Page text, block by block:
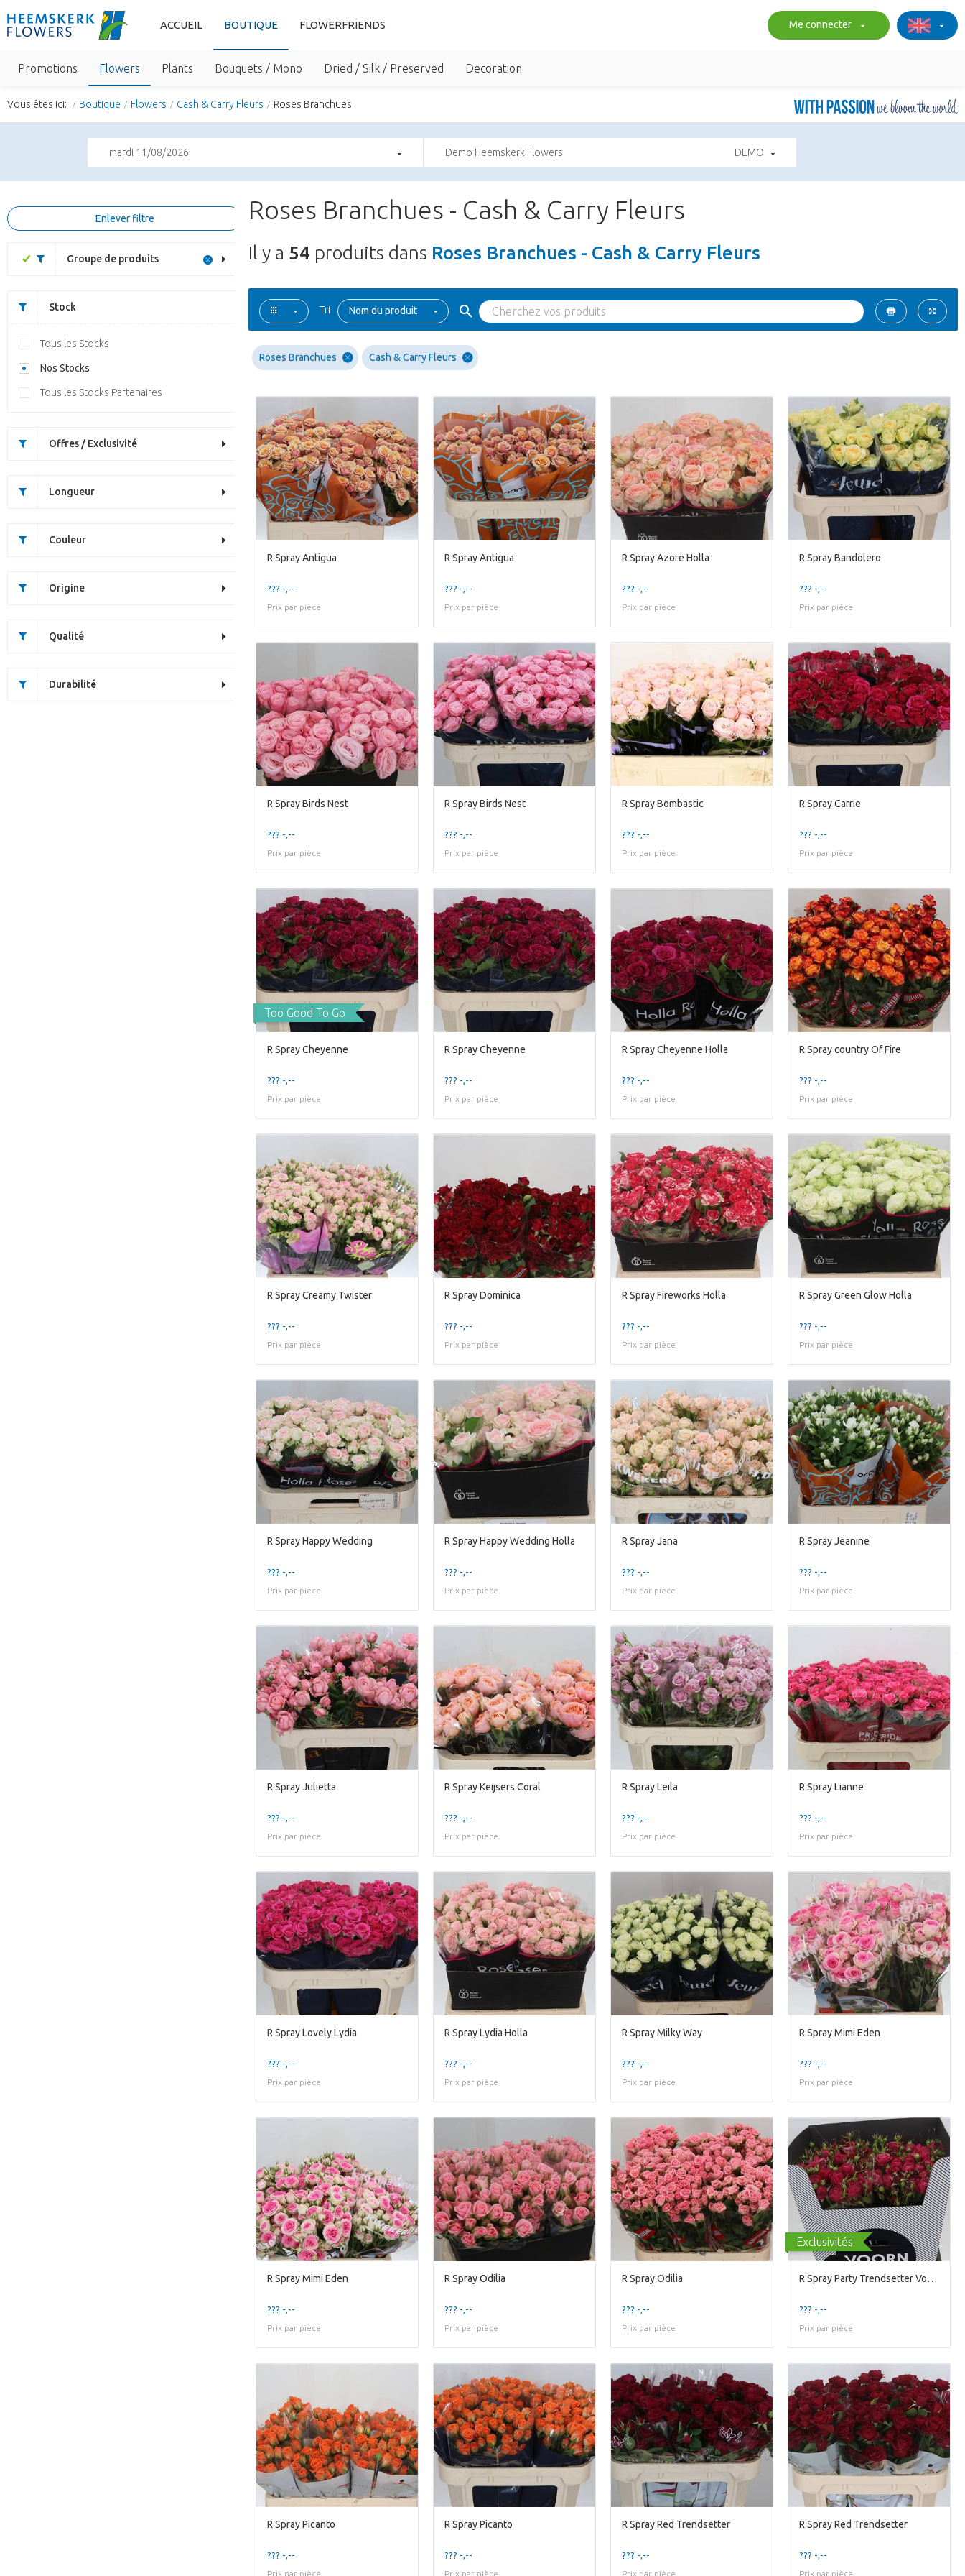
ACCUEIL BOUTIQUE FLOWERFRIENDS Me connecter
Promotions Flowers Plants Bouquets / Mono Dried / Silk / Preserved Decoration
Vous êtes ici: Boutique Flowers Cash & Carry Fleurs Roses Branchues
mardi 11/08/2026 Demo Heemskerk Flowers DEMO
Enlever filtre
Groupe de produits
Stock
Tous les Stocks
Nos Stocks
Tous les Stocks Partenaires
Offres / Exclusivité
Longueur
Couleur
Origine
Qualité
Durabilité
Roses Branchues - Cash & Carry Fleurs
Il y a 54 produits dans Roses Branchues - Cash & Carry Fleurs
Tri Nom du produit
Roses Branchues Cash & Carry Fleurs
R Spray Antigua
??? -,--
Prix par pièce
R Spray Antigua
??? -,--
Prix par pièce
R Spray Azore Holla
??? -,--
Prix par pièce
R Spray Bandolero
??? -,--
Prix par pièce
R Spray Birds Nest
??? -,--
Prix par pièce
R Spray Birds Nest
??? -,--
Prix par pièce
R Spray Bombastic
??? -,--
Prix par pièce
R Spray Carrie
??? -,--
Prix par pièce
Too Good To Go
R Spray Cheyenne
??? -,--
Prix par pièce
R Spray Cheyenne
??? -,--
Prix par pièce
R Spray Cheyenne Holla
??? -,--
Prix par pièce
R Spray country Of Fire
??? -,--
Prix par pièce
R Spray Creamy Twister
??? -,--
Prix par pièce
R Spray Dominica
??? -,--
Prix par pièce
R Spray Fireworks Holla
??? -,--
Prix par pièce
R Spray Green Glow Holla
??? -,--
Prix par pièce
R Spray Happy Wedding
??? -,--
Prix par pièce
R Spray Happy Wedding Holla
??? -,--
Prix par pièce
R Spray Jana
??? -,--
Prix par pièce
R Spray Jeanine
??? -,--
Prix par pièce
R Spray Julietta
??? -,--
Prix par pièce
R Spray Keijsers Coral
??? -,--
Prix par pièce
R Spray Leila
??? -,--
Prix par pièce
R Spray Lianne
??? -,--
Prix par pièce
R Spray Lovely Lydia
??? -,--
Prix par pièce
R Spray Lydia Holla
??? -,--
Prix par pièce
R Spray Milky Way
??? -,--
Prix par pièce
R Spray Mimi Eden
??? -,--
Prix par pièce
R Spray Mimi Eden
??? -,--
Prix par pièce
R Spray Odilia
??? -,--
Prix par pièce
R Spray Odilia
??? -,--
Prix par pièce
Exclusivités
R Spray Party Trendsetter Voorn
??? -,--
Prix par pièce
R Spray Picanto
??? -,--
Prix par pièce
R Spray Picanto
??? -,--
Prix par pièce
R Spray Red Trendsetter
??? -,--
Prix par pièce
R Spray Red Trendsetter
??? -,--
Prix par pièce